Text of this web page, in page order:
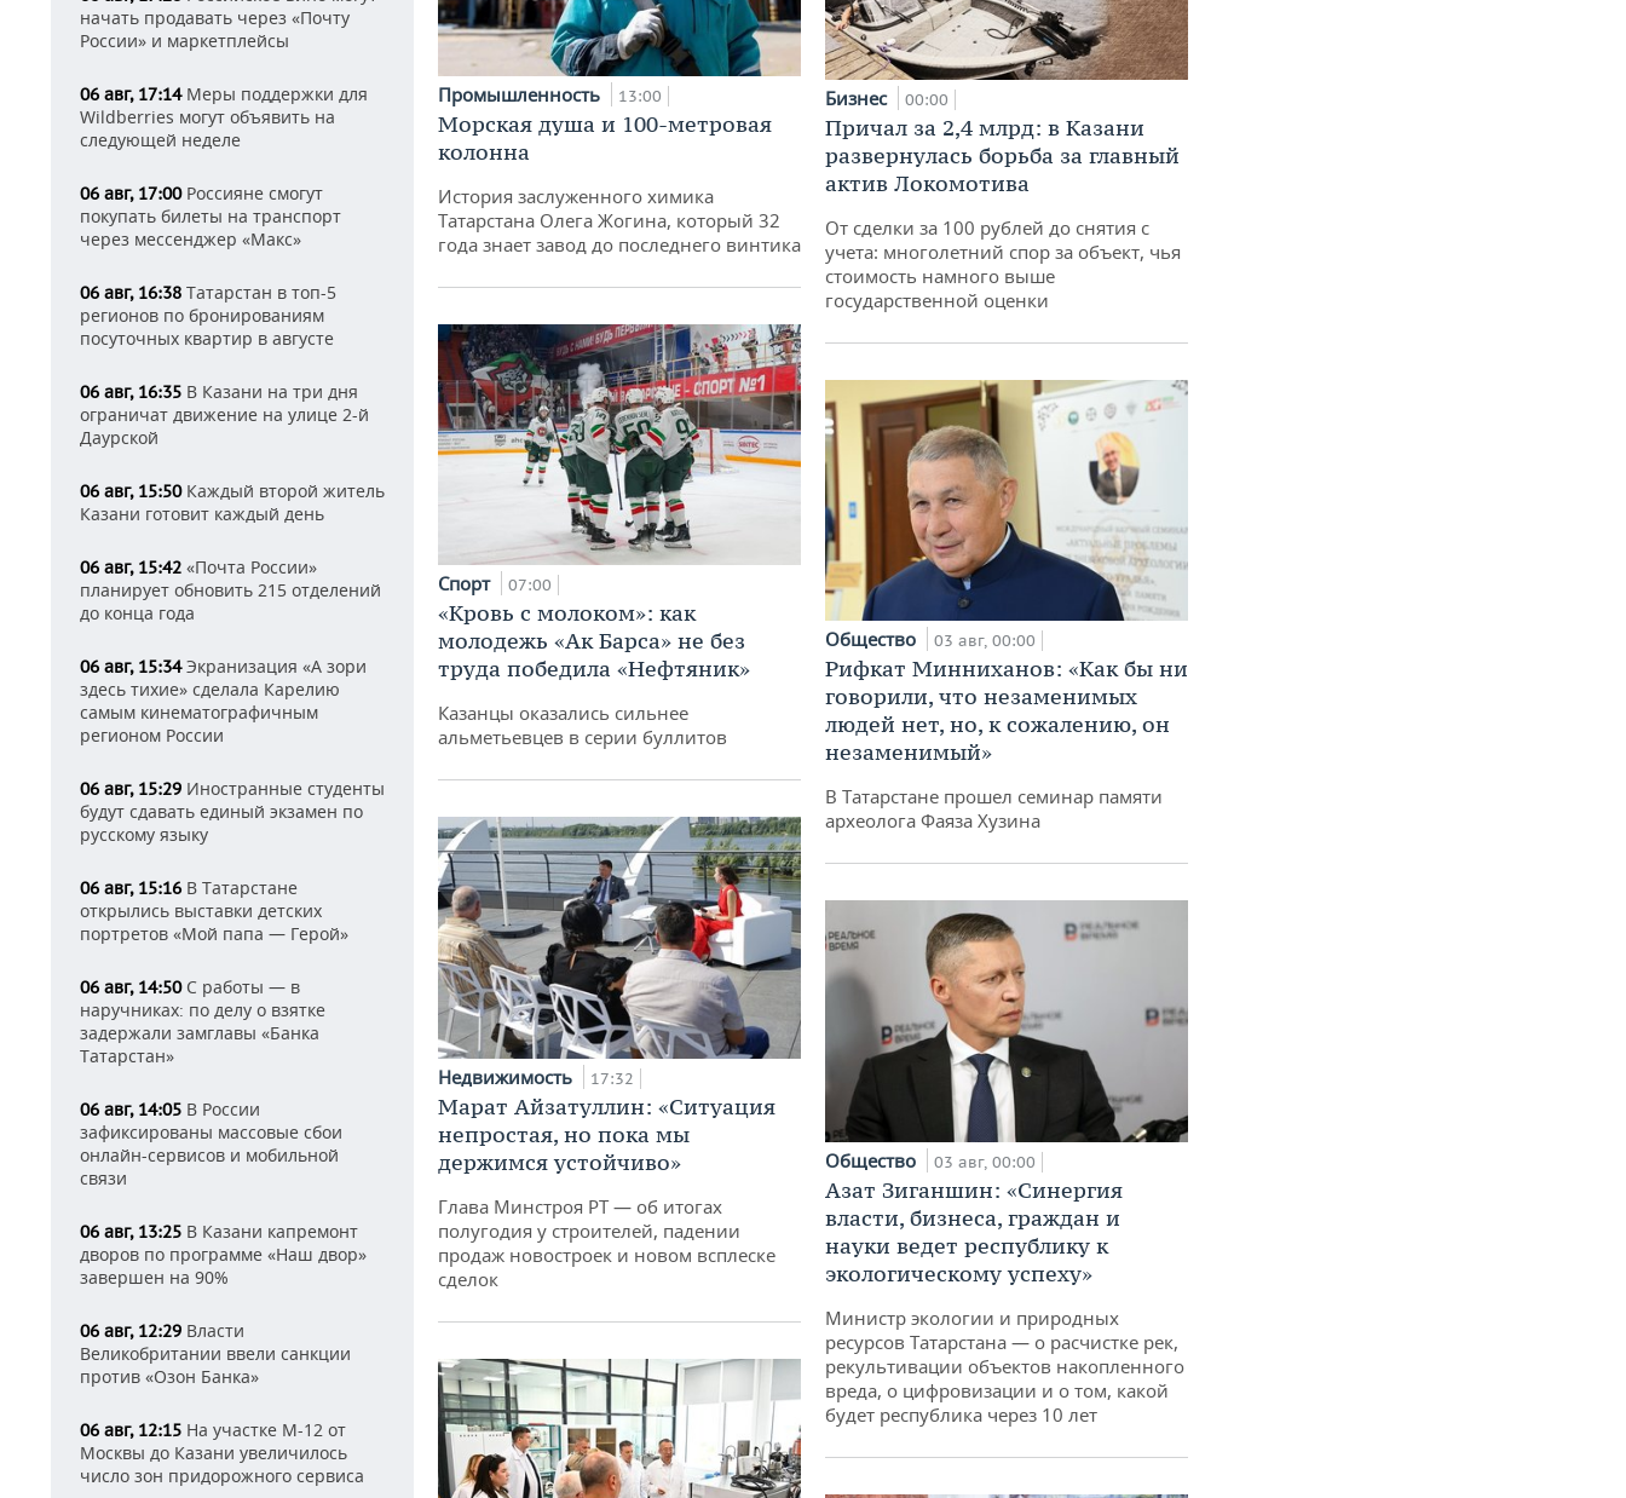
начать продавать через «Почту
России» и маркетплейсы
06 авг, 17:14Меры поддержки для
Wildberries могут объявить на
следующей неделе
06 авг, 17:00Россияне смогут
покупать билеты на транспорт
через мессенджер «Макс»
06 авг, 16:38 Татарстан в топ-5
регионов по бронированиям
посуточных квартир в августе
06 авг, 16:35 В Казани на три дня
ограничат движение на улице 2-й
Даурской
06 авг, 15:50Каждый второй житель
Казани готовит каждый день
06 авг, 15:42 «Почта России»
планирует обновить 215 отделений
до конца года
06 авг, 15:34Экранизация «А зори
здесь тихие» сделала Карелию
самым кинематографичным
регионом России
06 авг, 15:29 Иностранные студенты
будут сдавать единый экзамен по
русскому языку
06 авг, 15:16 В Татарстане
открылись выставки детских
портретов «Мой папа — Герой»
06 авг, 14:50С работы — в
наручниках: по делу о взятке
задержали замглавы «Банка
Татарстан»
06 авг, 14:05 В России
зафиксированы массовые сбои
онлайн-сервисов и мобильной
связи
06 авг, 13:25 В Казани капремонт
дворов по программе «Наш двор»
завершен на 90%
06 авг, 12:29 Власти
Великобритании ввели санкции
против «Озон Банка»
06 авг, 12:15 На участке М-12 от
Москвы до Казани увеличилось
число зон придорожного сервиса
Промышленность 13:00
Морская душа и 100-метровая
колонна
История заслуженного химика
Татарстана Олега Жогина, который 32
года знает завод до последнего винтика
Спорт 07:00
«Кровь с молоком»: как
молодежь «Ак Барса» не без
труда победила «Нефтяник»
Казанцы оказались сильнее
альметьевцев в серии буллитов
Недвижимость 17:32
Марат Айзатуллин: «Ситуация
непростая, но пока мы
держимся устойчиво»
Глава Минстроя РТ — об итогах
полугодия у строителей, падении
продаж новостроек и новом всплеске
сделок
Бизнес 00:00
Причал за 2,4 млрд: в Казани
развернулась борьба за главный
актив Локомотива
От сделки за 100 рублей до снятия с
учета: многолетний спор за объект, чья
стоимость намного выше
государственной оценки
Общество 03 авг, 00:00
Рифкат Минниханов: «Как бы ни
говорили, что незаменимых
людей нет, но, к сожалению, он
незаменимый»
В Татарстане прошел семинар памяти
археолога Фаяза Хузина
Общество 03 авг, 00:00
Азат Зиганшин: «Синергия
власти, бизнеса, граждан и
науки ведет республику к
экологическому успеху»
Министр экологии и природных
ресурсов Татарстана — о расчистке рек,
рекультивации объектов накопленного
вреда, о цифровизации и о том, какой
будет республика через 10 лет